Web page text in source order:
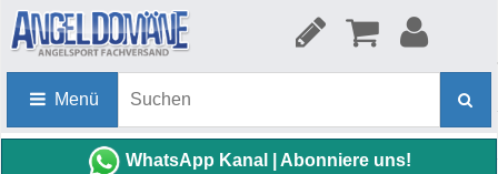
Menü
WhatsApp Kanal | Abonniere uns!